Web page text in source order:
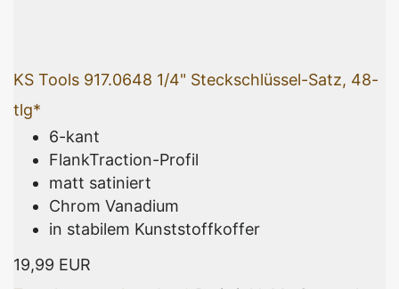
KS Tools 917.0648 1/4" Steckschlüssel-Satz, 48-
tlg*
6-kant
FlankTraction-Profil
matt satiniert
Chrom Vanadium
in stabilem Kunststoffkoffer
19,99 EUR